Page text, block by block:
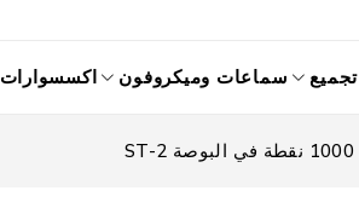
تجميع سماعات وميكروفون اكسسوارات